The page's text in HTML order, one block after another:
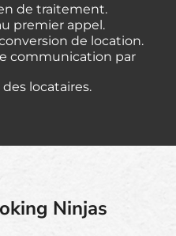
de traitement.
premier appel.
de location.
communication par
locataires.
Ninjas